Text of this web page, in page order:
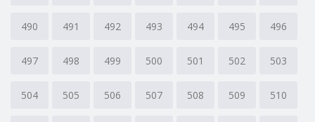
490 491 492 493 494 495 496
497 498 499 500 501 502 503
504 505 506 507 508 509 510